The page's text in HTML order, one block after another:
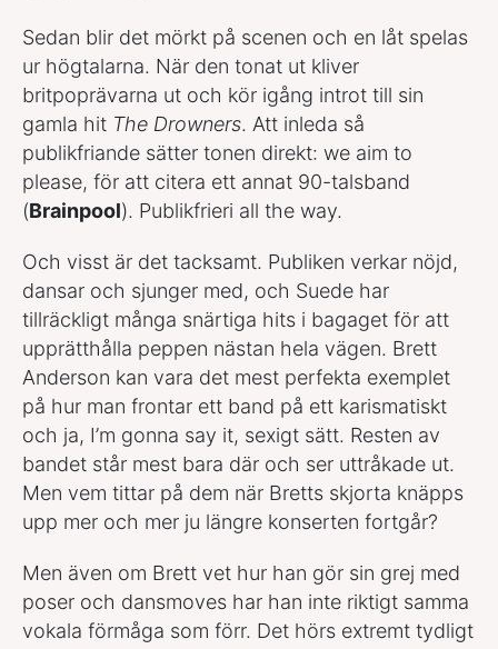
Sedan blir det mörkt på scenen och en låt spelas
ur högtalarna. När den tonat ut kliver
britpoprävarna ut och kör igång introt till sin
gamla hit The Drowners. Att inleda så
publikfriande sätter tonen direkt: we aim to
please, för att citera ett annat 90-talsband
(Brainpool). Publikfrieri all the way.
Och visst är det tacksamt. Publiken verkar nöjd,
dansar och sjunger med, och Suede har
tillräckligt många snärtiga hits i bagaget för att
upprätthålla peppen nästan hela vägen. Brett
Anderson kan vara det mest perfekta exemplet
på hur man frontar ett band på ett karismatiskt
och ja, I’m gonna say it, sexigt sätt. Resten av
bandet står mest bara där och ser uttråkade ut.
Men vem tittar på dem när Bretts skjorta knäpps
upp mer och mer ju längre konserten fortgår?
Men även om Brett vet hur han gör sin grej med
poser och dansmoves har han inte riktigt samma
vokala förmåga som förr. Det hörs extremt tydligt